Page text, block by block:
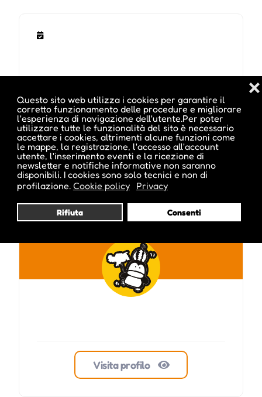
Questo sito web utilizza i cookies per garantire il
corretto funzionamento delle procedure e migliorare
l'esperienza di navigazione dell'utente.Per poter
utilizzare tutte le funzionalità del sito è necessario
accettare i cookies, altrimenti alcune funzioni come
le mappe, la registrazione, l'accesso all'account
utente, l'inserimento eventi e la ricezione di
newsletter e notifiche informative non saranno
disponibili. I cookies sono solo tecnici e non di
profilazione. Cookie policy Privacy
Rifiuta Consenti
❌
Note sugli orari :
h. 18:00-21:00
Pubblicato da :
parkhotellaurin
Visita profilo